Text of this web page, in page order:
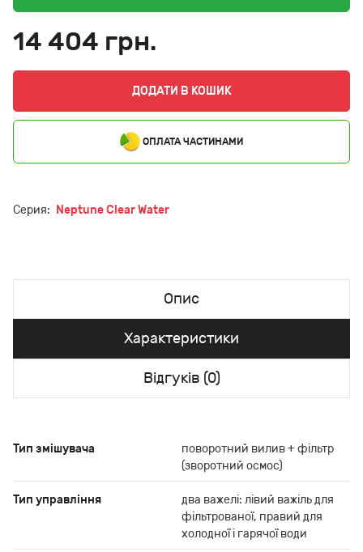
14 404 грн.
ДОДАТИ В КОШИК
ОПЛАТА ЧАСТИНАМИ
Серия: Neptune Clear Water
Опис
Характеристики
Відгуків (0)
Тип змішувача
поворотний вилив + фільтр
(зворотний осмос)
Тип управління
два важелі: лівий важіль для
фільтрованої, правий для
холодної і гарячої води